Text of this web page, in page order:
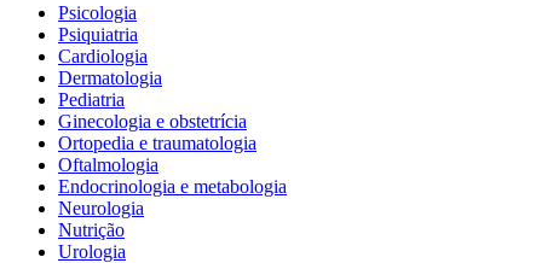
Psicologia
Psiquiatria
Cardiologia
Dermatologia
Pediatria
Ginecologia e obstetrícia
Ortopedia e traumatologia
Oftalmologia
Endocrinologia e metabologia
Neurologia
Nutrição
Urologia